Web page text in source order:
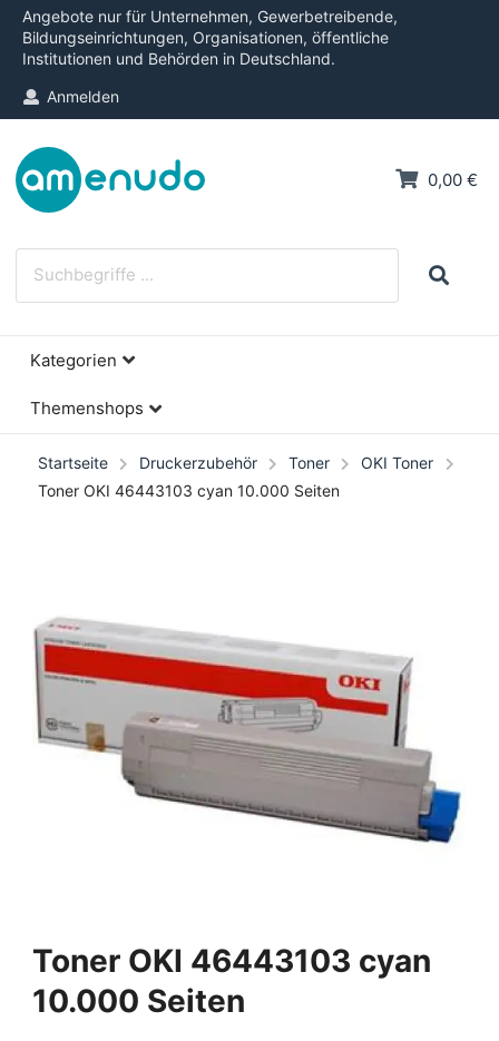
Angebote nur für Unternehmen, Gewerbetreibende,
Bildungseinrichtungen, Organisationen, öffentliche
Institutionen und Behörden in Deutschland.
Anmelden
0,00 €
Kategorien
Themenshops
Startseite Druckerzubehör Toner
OKI Toner
Toner OKI 46443103 cyan 10.000 Seiten
Toner OKI 46443103 cyan
10.000 Seiten